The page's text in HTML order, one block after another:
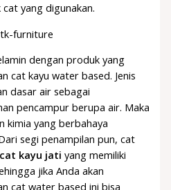
yang digunakan.
dengan produk yang
cat kayu water based. Jenis
dasar air sebagai
pencampur berupa air. Maka
kimia yang berbahaya
segi penampilan pun, cat
cat kayu jati yang memiliki
jika Anda akan
cat water based ini bisa